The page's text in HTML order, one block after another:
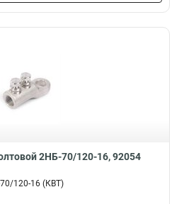
2НБ-70/120-16, 92054
120-16 (КВТ)